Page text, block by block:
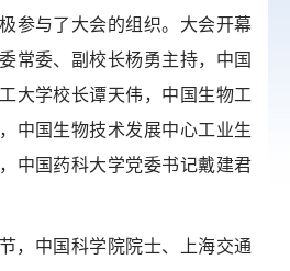
参与了大会的组织。大会开幕
常委、副校长杨勇主持，中国
大学校长谭天伟，中国生物工
中国生物技术发展中心工业生
中国药科大学党委书记戴建君
，中国科学院院士、上海交通